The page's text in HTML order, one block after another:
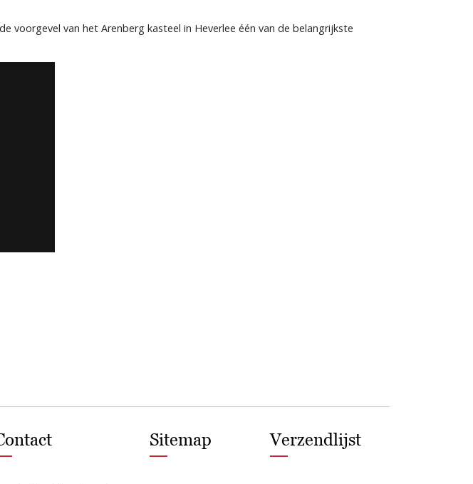
voorgevel van het Arenberg kasteel in Heverlee één van de belangrijkste
Sitemap Verzendlijst